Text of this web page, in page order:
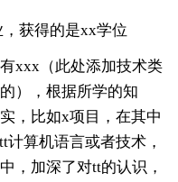
获得的是xx学位
xxx（此处添加技术类
），根据所学的知
，比如x项目，在其中
算机语言或者技术，
，加深了对tt的认识，